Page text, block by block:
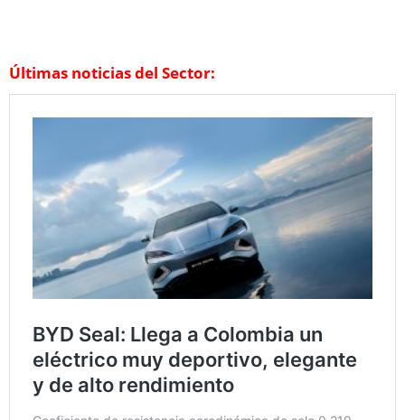
Últimas noticias del Sector: